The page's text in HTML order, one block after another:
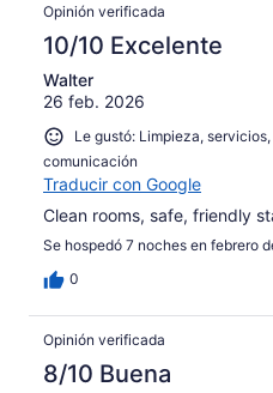
Opinión verificada
10/10 Excelente
Walter
26 feb. 2026
Le gustó: Limpieza,
comunicación
Traducir con Google
Clean rooms, safe, friendly
Se hospedó 7 noches en febrero
0
Opinión verificada
8/10 Buena